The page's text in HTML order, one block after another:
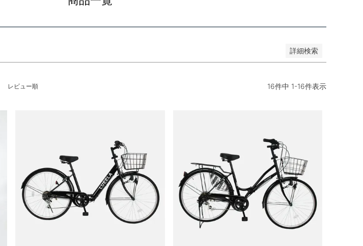
詳細検索
検索
レビュー順 16件中 1-16件表示